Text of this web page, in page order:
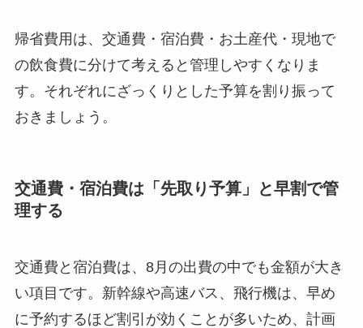
帰省費用は、交通費・宿泊費・お土産代・現地で
の飲食費に分けて考えると管理しやすくなりま
す。それぞれにざっくりとした予算を割り振って
おきましょう。
交通費・宿泊費は「先取り予算」と早割で管
理する
交通費と宿泊費は、8月の出費の中でも金額が大き
い項目です。新幹線や高速バス、飛行機は、早め
に予約するほど割引が効くことが多いため、計画